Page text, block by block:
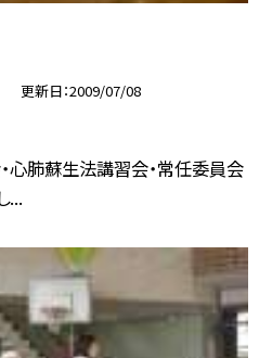
更新日 2009/07/08
心肺蘇生法講習会・常任委員会
...